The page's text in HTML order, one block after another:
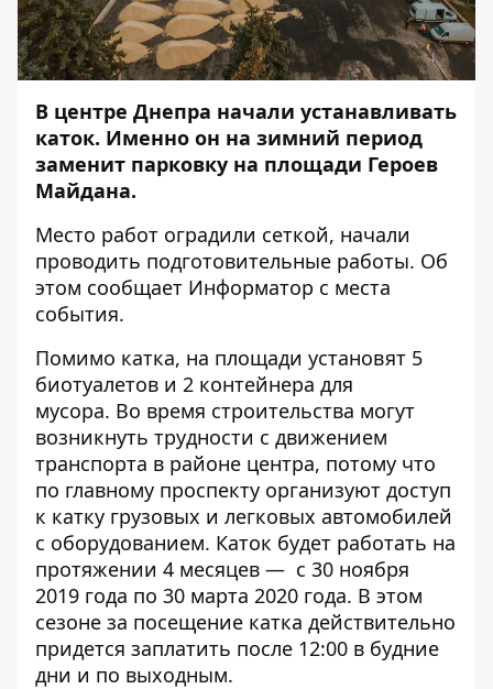
В центре Днепра начали устанавливать
каток. Именно он на зимний период
заменит парковку на площади Героев
Майдана.
Место работ оградили сеткой, начали
проводить подготовительные работы. Об
этом сообщает Информатор с места
события.
Помимо катка, на площади установят 5
биотуалетов и 2 контейнера для
мусора. Во время строительства могут
возникнуть трудности с движением
транспорта в районе центра, потому что
по главному проспекту организуют доступ
к катку грузовых и легковых автомобилей
с оборудованием. Каток будет работать на
протяжении 4 месяцев — с 30 ноября
2019 года по 30 марта 2020 года. В этом
сезоне за посещение катка действительно
придется заплатить после 12:00 в будние
дни и по выходным.